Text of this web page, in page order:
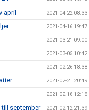
april 2021-04-22 08:33
2021-04-16 19:47
2021-03-21 09:00
2021-03-05 10:42
2021-02-26 18:38
2021-02-21 20:49
2021-02-18 12:18
till september 2021-02-12 21:39